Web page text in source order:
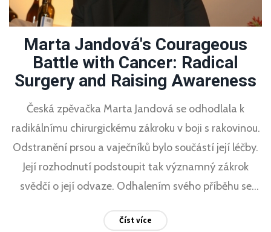
Marta Jandová's Courageous
Battle with Cancer: Radical
Surgery and Raising Awareness
Česká zpěvačka Marta Jandová se odhodlala k
radikálnímu chirurgickému zákroku v boji s rakovinou.
Odstranění prsou a vaječníků bylo součástí její léčby.
Její rozhodnutí podstoupit tak významný zákrok
svědčí o její odvaze. Odhalením svého příběhu se
včasného odhalení a léčby.
Číst více